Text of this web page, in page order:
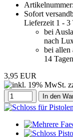
Artikelnummer:
Sofort
Lieferzeit 1 - 3
bei
nach
bei allen
14 Tagen
3,95 EUR
In den